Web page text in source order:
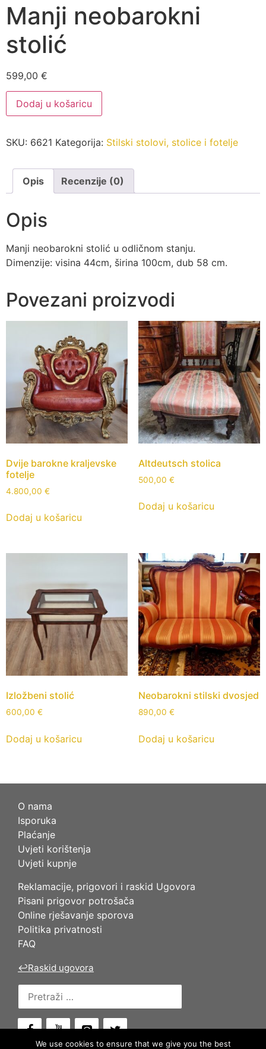
Manji neobarokni
stolić
599,00 €
Manji
neobarokni
stolić
Dodaj u košaricu
SKU: 6621 Kategorija: Stilski stolovi, stolice i fotelje
Opis Recenzije (0)
Opis
Manji neobarokni stolić u odličnom stanju.
Dimenzije: visina 44cm, širina 100cm, dub 58 cm.
Povezani proizvodi
Dvije barokne kraljevske
fotelje
4.800,00 €
Dodaj u košaricu
Altdeutsch stolica
500,00 €
Dodaj u košaricu
Izložbeni stolić
600,00 €
Dodaj u košaricu
Neobarokni stilski dvosjed
890,00 €
Dodaj u košaricu
O nama
Isporuka
Plaćanje
Uvjeti korištenja
Uvjeti kupnje
Reklamacije, prigovori i raskid Ugovora
Pisani prigovor potrošača
Online rješavanje sporova
Politika privatnosti
FAQ
↩Raskid ugovora
Pretraži:
We use cookies to ensure that we give you the best